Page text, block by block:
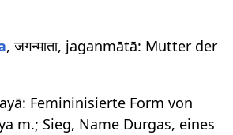
, जगन्माता, jaganmātā: Mutter der
Femininisierte Form von
m.; Sieg, Name Durgas, eines